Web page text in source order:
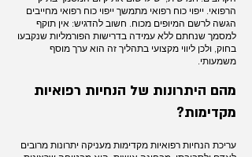
הרפואי. ייפוי כוח רפואי מתמשך ייפוי כוח רפואי מחייבים
הגשה לרשם המיופים מכוח. חשוב להדגיש: אין תוקף
למסמך שנחתם ללא עמידה בדרישות הפורמליות שנקבעו
בחוק, ולכן ליווי מקצועי בתהליך זה הוא ערך מוסף
משמעותי.
מהם היתרונות של הנחיות רפואיות
מקדימות?
עריכת הנחיות רפואיות מקדימות מעניקה יתרונות מרובים